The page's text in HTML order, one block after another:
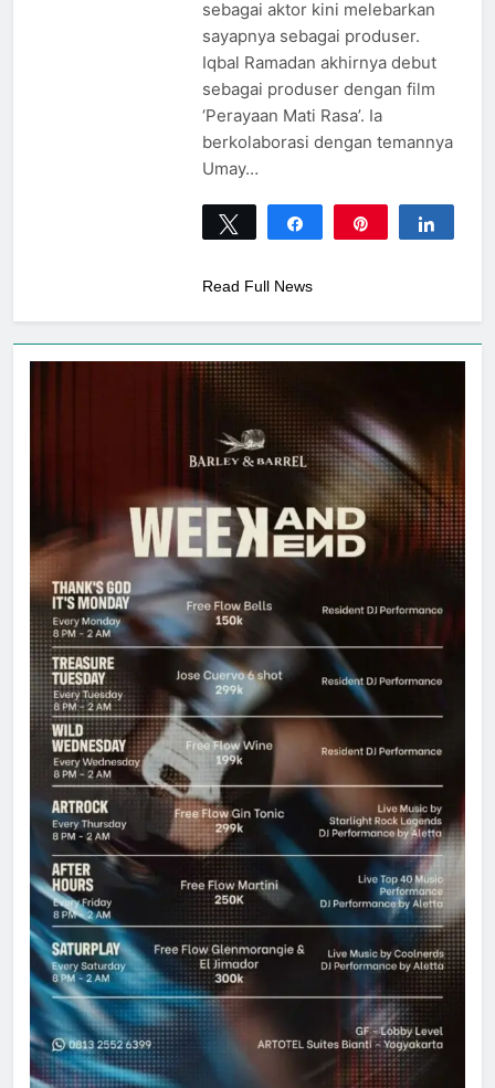
sebagai aktor kini melebarkan
sayapnya sebagai produser.
Iqbal Ramadan akhirnya debut
sebagai produser dengan film
‘Perayaan Mati Rasa’. Ia
berkolaborasi dengan temannya
Umay…
Tweet Share
Read Full News